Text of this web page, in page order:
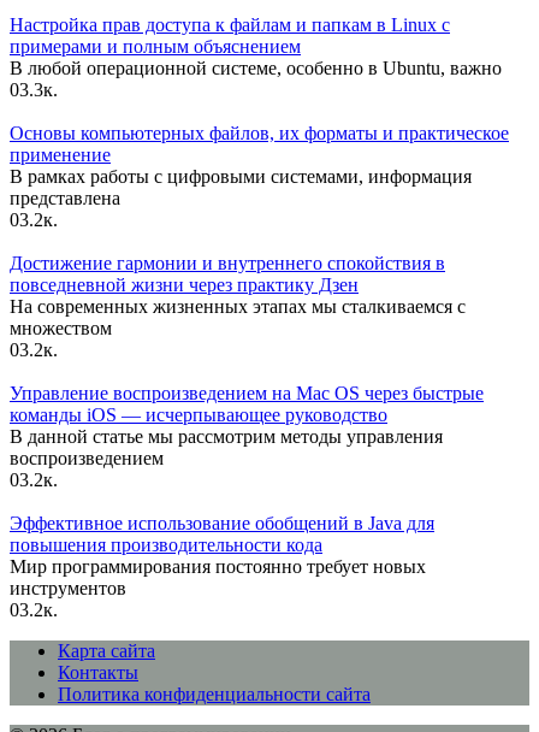
Настройка прав доступа к файлам и папкам в Linux с
примерами и полным объяснением
В любой операционной системе, особенно в Ubuntu, важно
03.3к.
Основы компьютерных файлов, их форматы и практическое
применение
В рамках работы с цифровыми системами, информация
представлена
03.2к.
Достижение гармонии и внутреннего спокойствия в
повседневной жизни через практику Дзен
На современных жизненных этапах мы сталкиваемся с
множеством
03.2к.
Управление воспроизведением на Mac OS через быстрые
команды iOS — исчерпывающее руководство
В данной статье мы рассмотрим методы управления
воспроизведением
03.2к.
Эффективное использование обобщений в Java для
повышения производительности кода
Мир программирования постоянно требует новых
инструментов
03.2к.
Карта сайта
Контакты
Политика конфиденциальности сайта